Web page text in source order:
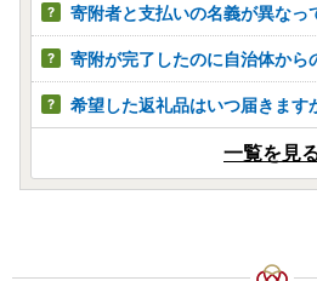
寄附者と支払いの名義が異なっ
寄附が完了したのに自治体から
希望した返礼品はいつ届きます
一覧を見